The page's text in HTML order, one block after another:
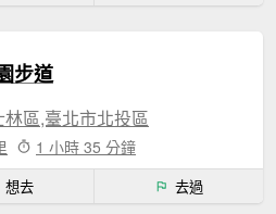
步道
林區,臺北市北投區
1 小時 35 分鐘
想去 去過